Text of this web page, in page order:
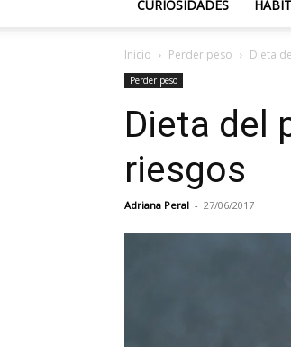
CURIOSIDADES
Inicio Perder peso Dieta
Perder peso
Dieta del
riesgos
Adriana Peral - 27/06/2017